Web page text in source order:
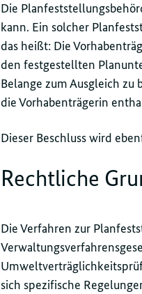
Die
kann. Ein solcher
das heißt: Die
den festgestellten
Belange zum Ausgleich
die Vorhabenträgerin
Dieser Beschluss wird
Rechtliche
Die Verfahren zur
sich spezifische